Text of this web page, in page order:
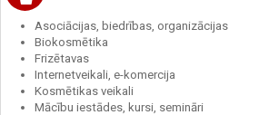
Asociācijas, biedrības, organizācijas
Biokosmētika
Frizētavas
Internetveikali, e-komercija
Kosmētikas veikali
Mācību iestādes, kursi, semināri